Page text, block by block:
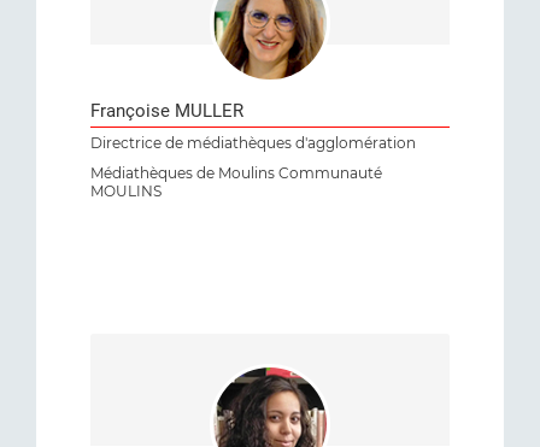
Françoise MULLER
Directrice de médiathèques d'agglomération
Médiathèques de Moulins Communauté
MOULINS